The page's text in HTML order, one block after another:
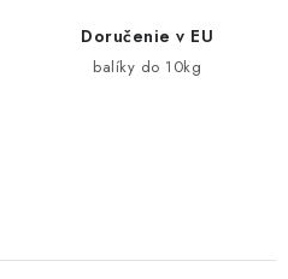
Doručenie v EU
balíky do 10kg